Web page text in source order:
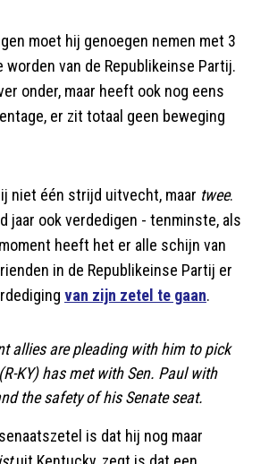
moet hij genoegen nemen met 3
van de Republikeinse Partij.
onder, maar heeft ook nog eens
er zit totaal geen beweging
niet één strijd uitvecht, maar twee.
jaar ook verdedigen - tenminste, als
heeft het er alle schijn van
in de Republikeinse Partij er
van zijn zetel te gaan.
allies are pleading with him to pick
KY) has met with Sen. Paul with
the safety of his Senate seat.
is dat hij nog maar